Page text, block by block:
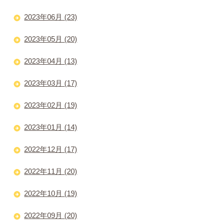
2023年06月 (23)
2023年05月 (20)
2023年04月 (13)
2023年03月 (17)
2023年02月 (19)
2023年01月 (14)
2022年12月 (17)
2022年11月 (20)
2022年10月 (19)
2022年09月 (20)